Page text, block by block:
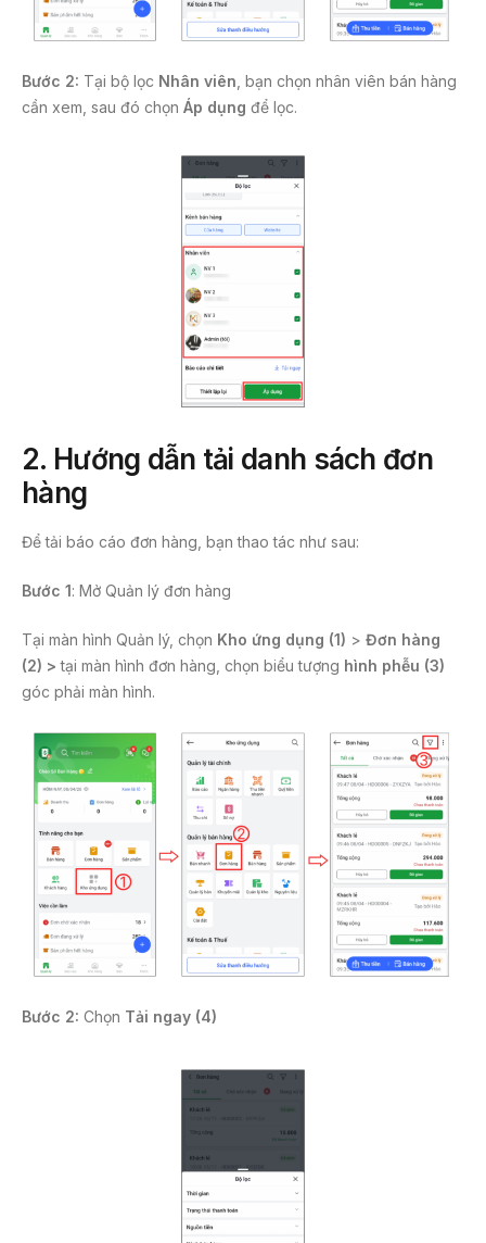
Bước 2: Tại bộ lọc Nhân viên , bạn chọn nhân viên bán hàng
cần xem, sau đó chọn Áp dụng để lọc.
2. Hướng dẫn tải danh sách đơn
hàng
Để tải báo cáo đơn hàng, bạn thao tác như sau:
Bước 1: Mở Quản lý đơn hàng
Tại màn hình Quản lý, chọn Kho ứng dụng (1) > Đơn hàng
(2) >tại màn hình đơn hàng, chọn biểu tượng hình phễu (3)
góc phải màn hình.
Bước 2: Chọn Tải ngay (4)